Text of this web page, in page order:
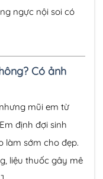
ngực nội soi có
Có ảnh
mũi em từ
định đợi sinh
làm sớm cho đẹp.
liệu thuốc gây mê